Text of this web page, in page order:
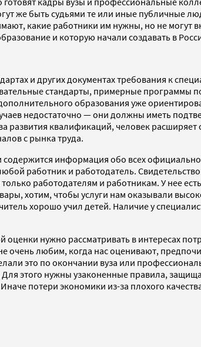
же быть судьями те или иные публичные
какие работники им нужны, но не могут
и которую начали создавать в
и других документах требования к
стандарты, примерные программы
образования уже
недостаточно — они должны иметь
развития квалификаций, человек
с рынка труда.
информация обо всех
работник и работодатель.
работодателям и работникам. У нее
хотим, чтобы услуги нам оказывали
хорошо учил детей. Наличие у
нужно рассматривать в интересах
очень любим, когда нас оценивают,
это по окончании вуза или
этого нужны узаконенные правила,
потери экономики из-за плохого